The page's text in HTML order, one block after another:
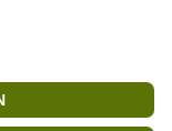
Projekt